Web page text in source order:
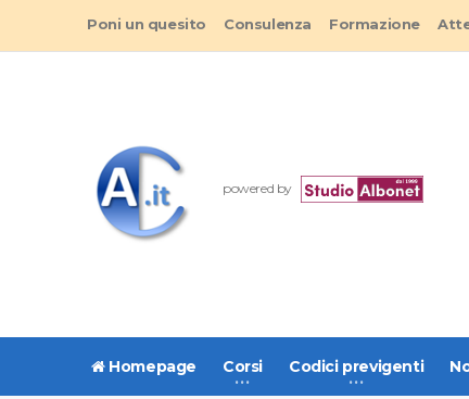
Poni un quesito Consulenza Formazione
powered by
Homepage Corsi Codici previgenti